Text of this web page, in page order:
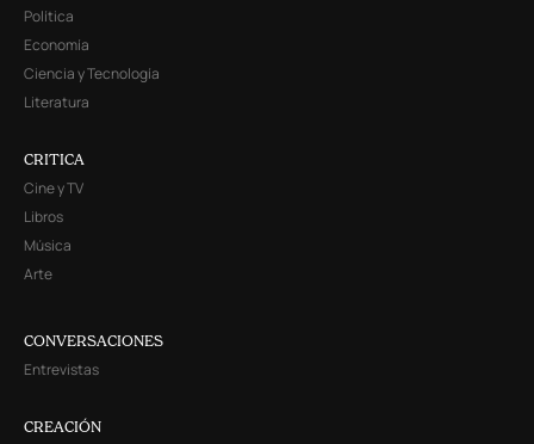
Política
Economía
Ciencia y Tecnología
Literatura
CRITICA
Cine y TV
Libros
Música
Arte
CONVERSACIONES
Entrevistas
CREACIÓN